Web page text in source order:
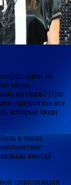
одни ли
миры,
на связь? При
предлагать все
которые люди
в таких
иногда
цивилизации